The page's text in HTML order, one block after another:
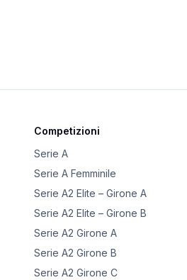
Competizioni
Serie A
Serie A Femminile
Serie A2 Elite – Girone A
Serie A2 Elite – Girone B
Serie A2 Girone A
Serie A2 Girone B
Serie A2 Girone C